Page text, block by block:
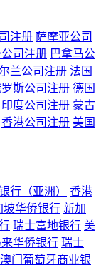
注册 萨摩亚公司
司注册 巴拿马公
兰公司注册 法国
斯公司注册 德国
印度公司注册 蒙古
香港公司注册 美国
行（亚洲）
香港
坡华侨银行 新加
瑞士富地银行 美
来华侨银行 瑞士
澳门葡萄牙商业银